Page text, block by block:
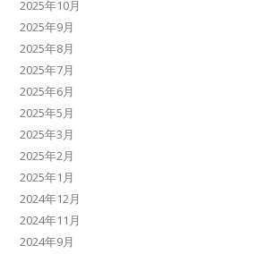
2025年10月
2025年9月
2025年8月
2025年7月
2025年6月
2025年5月
2025年3月
2025年2月
2025年1月
2024年12月
2024年11月
2024年9月